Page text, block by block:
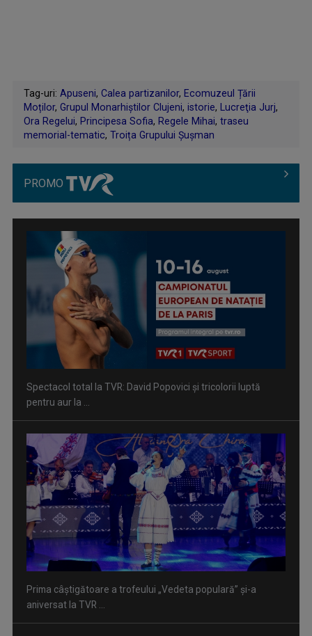
Tag-uri: Apuseni, Calea partizanilor, Ecomuzeul Țării
Moților, Grupul Monarhiştilor Clujeni, istorie, Lucreţia Jurj,
Ora Regelui, Principesa Sofia, Regele Mihai, traseu
memorial-tematic, Troița Grupului Șușman
PROMO
Spectacol total la TVR: David Popovici și tricolorii luptă
pentru aur la ...
Prima câştigătoare a trofeului „Vedeta populară” şi-a
aniversat la TVR ...